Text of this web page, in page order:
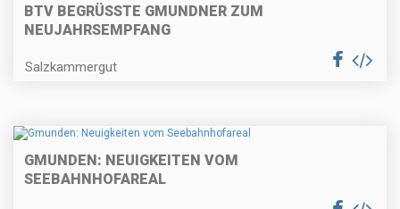
BTV BEGRÜSSTE GMUNDNER ZUM N
EUJAHRSEMPFANG
Salzkammergut
GMUNDEN: NEUIGKEITEN VOM
SEEBAHNHOFAREAL